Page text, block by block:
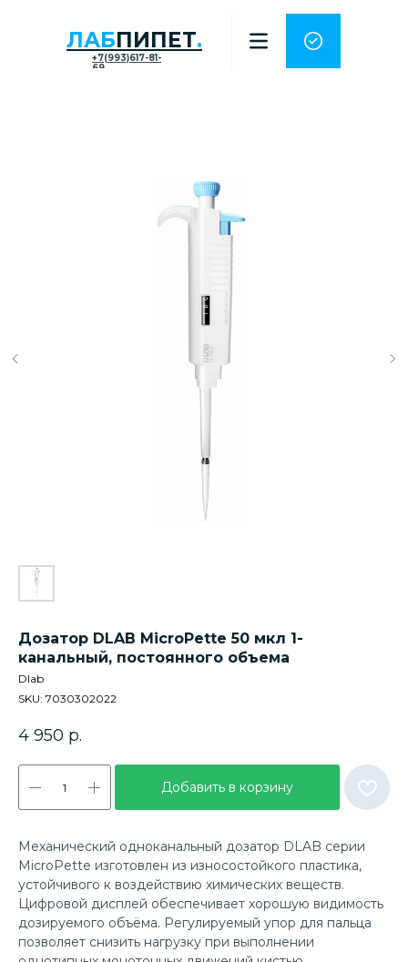
ЛАБПИПЕТ.
+7(993)617-81-
69
Дозатор DLAB MicroPette 50 мкл 1-
канальный, постоянного объема
Dlab
SKU: 7030302022
4 950 р.
Добавить в корзину
Механический одноканальный дозатор DLAB серии
MicroPette изготовлен из износостойкого пластика,
устойчивого к воздействию химических веществ.
Цифровой дисплей обеспечивает хорошую видимость
дозируемого объёма. Регулируемый упор для пальца
позволяет снизить нагрузку при выполнении